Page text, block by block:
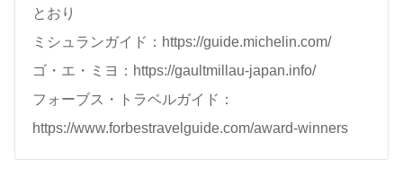
とおり
ミシュランガイド：https://guide.michelin.com/
ゴ・エ・ミヨ：https://gaultmillau-japan.info/
フォーブス・トラベルガイド：
https://www.forbestravelguide.com/award-winners